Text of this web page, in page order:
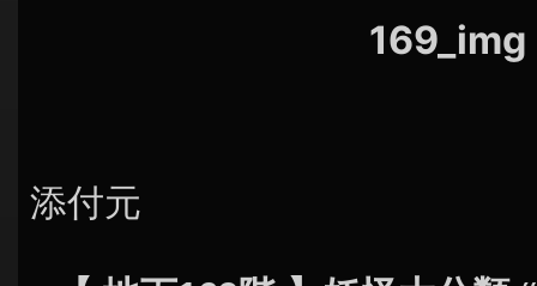
169_img
添付元